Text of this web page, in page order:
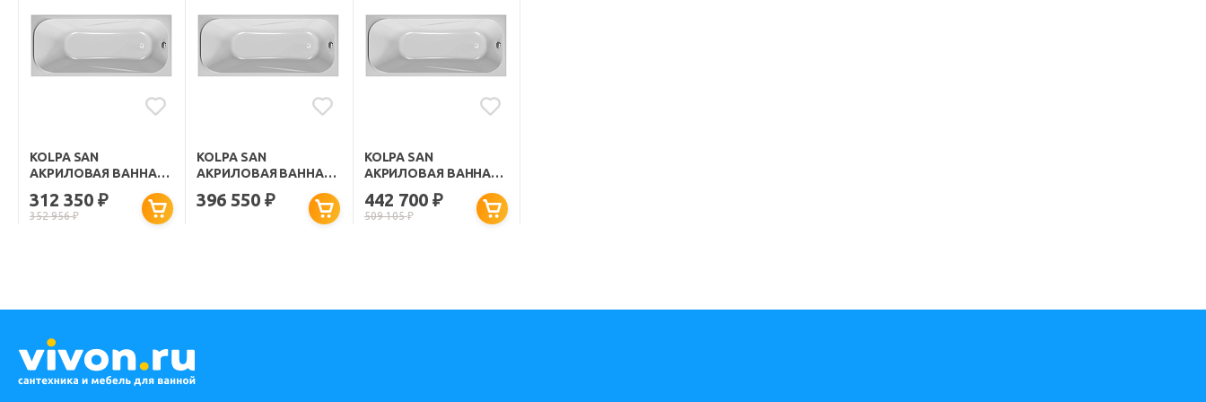
KOLPA SAN
АКРИЛОВАЯ ВАННА
STRING SUPERIOR
150Х70
312 350₽
352 956₽
KOLPA SAN
АКРИЛОВАЯ ВАННА
STRING MAGIC 150Х70
396 550₽
KOLPA SAN
АКРИЛОВАЯ ВАННА
STRING SPECIAL
150Х70
442 700 ₽
509 105₽